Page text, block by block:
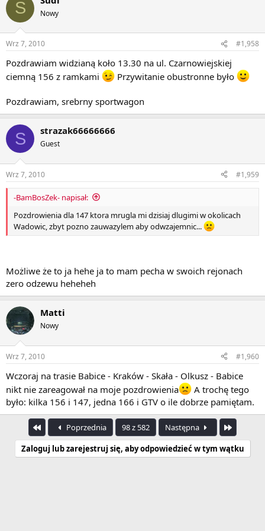
S Nowy
Wrz 7, 2010 #1,958
Pozdrawiam widzianą koło 13.30 na ul. Czarnowiejskiej
ciemną 156 z ramkami
Przywitanie obustronne było
Pozdrawiam, srebrny sportwagon
S strazak66666666
Guest
Wrz 7, 2010 #1,959
-BamBosZek- napisał:
Pozdrowienia dla 147 ktora mrugla mi dzisiaj dlugimi w okolicach
Wadowic, zbyt pozno zauwazylem aby odwzajemnic...
Możliwe że to ja hehe ja to mam pecha w swoich rejonach
zero odzewu heheheh
Matti
Nowy
Wrz 7, 2010 #1,960
Wczoraj na trasie Babice - Kraków - Skała - Olkusz - Babice
nikt nie zareagował na moje pozdrowienia
A trochę tego
było: kilka 156 i 147, jedna 166 i GTV o ile dobrze pamiętam.
PierwszyPoprzednia 98 z 582 Następna
Zaloguj lub zarejestruj się, aby odpowiedzieć w tym wątku